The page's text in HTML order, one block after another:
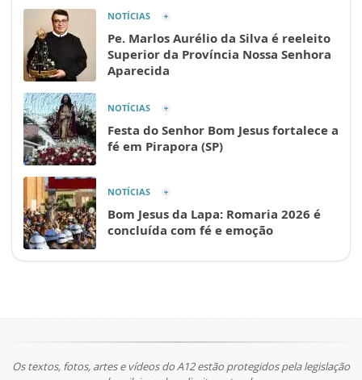
NOTÍCIAS
Pe. Marlos Aurélio da Silva é reeleito
Superior da Província Nossa Senhora
Aparecida
NOTÍCIAS
Festa do Senhor Bom Jesus fortalece a
fé em Pirapora (SP)
NOTÍCIAS
Bom Jesus da Lapa: Romaria 2026 é
concluída com fé e emoção
Os textos, fotos, artes e vídeos do A12 estão protegidos pela legislação